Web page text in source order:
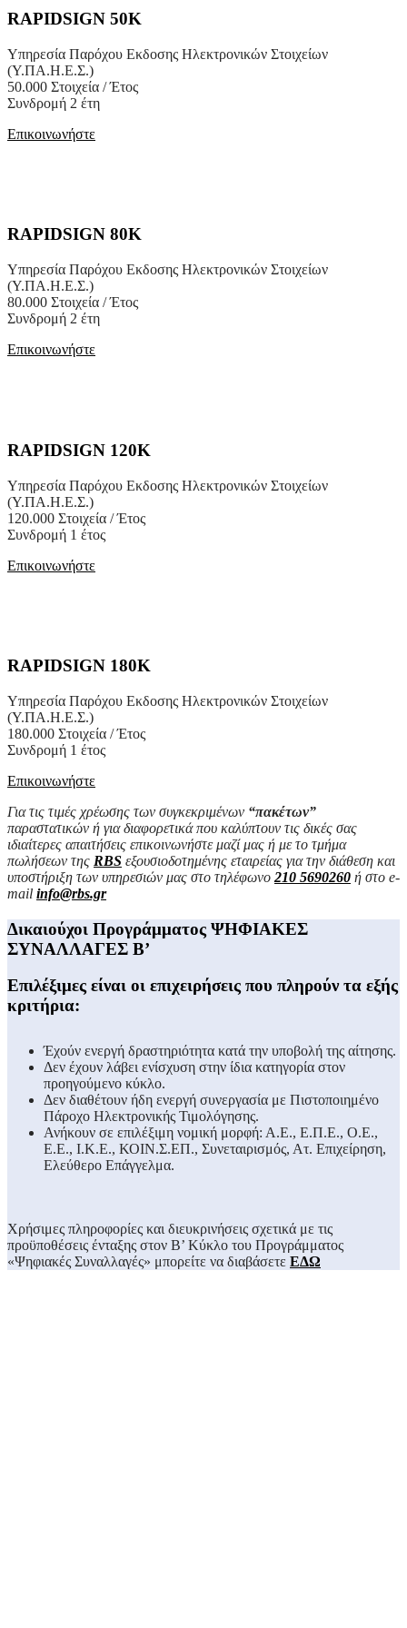
RAPIDSIGN 50K
Υπηρεσία Παρόχου Εκδοσης Ηλεκτρονικών Στοιχείων
(Υ.ΠΑ.Η.Ε.Σ.)
50.000 Στοιχεία / Έτος
Συνδρομή 2 έτη
Επικοινωνήστε
RAPIDSIGN 80K
Υπηρεσία Παρόχου Εκδοσης Ηλεκτρονικών Στοιχείων
(Υ.ΠΑ.Η.Ε.Σ.)
80.000 Στοιχεία / Έτος
Συνδρομή 2 έτη
Επικοινωνήστε
RAPIDSIGN 120K
Υπηρεσία Παρόχου Εκδοσης Ηλεκτρονικών Στοιχείων
(Υ.ΠΑ.Η.Ε.Σ.)
120.000 Στοιχεία / Έτος
Συνδρομή 1 έτος
Επικοινωνήστε
RAPIDSIGN 180K
Υπηρεσία Παρόχου Εκδοσης Ηλεκτρονικών Στοιχείων
(Υ.ΠΑ.Η.Ε.Σ.)
180.000 Στοιχεία / Έτος
Συνδρομή 1 έτος
Επικοινωνήστε
Για τις τιμές χρέωσης των συγκεκριμένων “πακέτων”
παραστατικών ή για διαφορετικά που καλύπτουν τις δικές σας
ιδιαίτερες απαιτήσεις επικοινωνήστε μαζί μας ή με το τμήμα
πωλήσεων της RBS εξουσιοδοτημένης εταιρείας για την διάθεση και
υποστήριξη των υπηρεσιών μας στο τηλέφωνο 210 5690260 ή στο e-
mail info@rbs.gr
Δικαιούχοι Προγράμματος ΨΗΦΙΑΚΕΣ
ΣΥΝΑΛΛΑΓΕΣ Β’
Επιλέξιμες είναι οι επιχειρήσεις που πληρούν τα εξής
κριτήρια:
Έχούν ενεργή δραστηριότητα κατά την υποβολή της αίτησης.
Δεν έχουν λάβει ενίσχυση στην ίδια κατηγορία στον
προηγούμενο κύκλο.
Δεν διαθέτουν ήδη ενεργή συνεργασία με Πιστοποιημένο
Πάροχο Ηλεκτρονικής Τιμολόγησης.
Ανήκουν σε επιλέξιμη νομική μορφή: Α.Ε., Ε.Π.Ε., Ο.Ε.,
Ε.Ε., Ι.Κ.Ε., ΚΟΙΝ.Σ.ΕΠ., Συνεταιρισμός, Ατ. Επιχείρηση,
Ελεύθερο Επάγγελμα.
Χρήσιμες πληροφορίες και διευκρινήσεις σχετικά με τις
προϋποθέσεις ένταξης στον Β’ Κύκλο του Προγράμματος
«Ψηφιακές Συναλλαγές» μπορείτε να διαβάσετε ΕΔΩ